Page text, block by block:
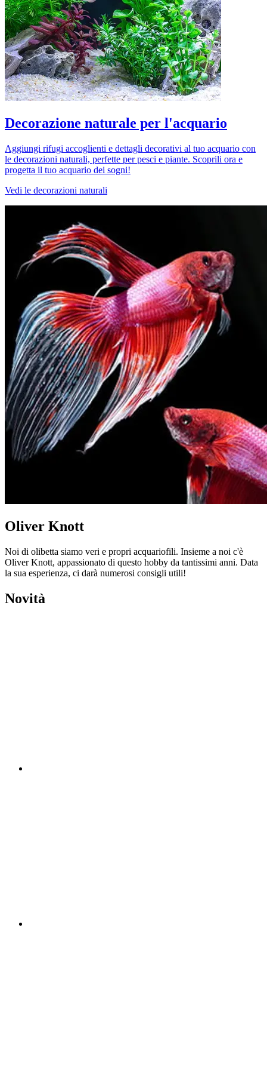
Decorazione naturale per l'acquario
Aggiungi rifugi accoglienti e dettagli decorativi al tuo acquario con
le decorazioni naturali, perfette per pesci e piante. Scoprili ora e
progetta il tuo acquario dei sogni!
Vedi le decorazioni naturali
Oliver Knott
Noi di olibetta siamo veri e propri acquariofili. Insieme a noi c'è
Oliver Knott, appassionato di questo hobby da tantissimi anni. Data
la sua esperienza, ci darà numerosi consigli utili!
Novità